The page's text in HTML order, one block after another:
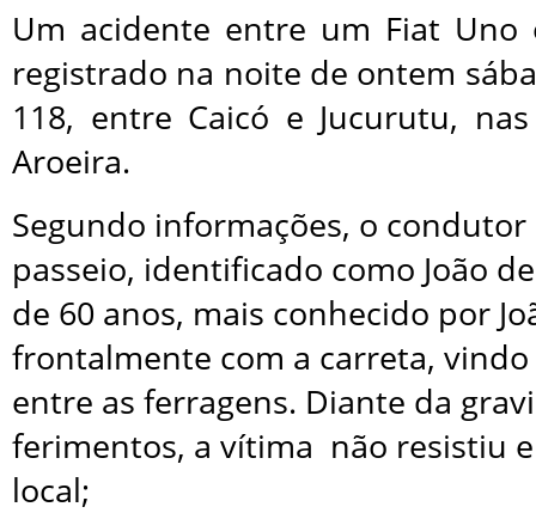
Um acidente entre um Fiat
registrado na noite de ontem
118, entre Caicó e Jucurutu,
Aroeira.
Segundo informações, o
passeio, identificado como João
de 60 anos, mais conhecido por
frontalmente com a carreta,
entre as ferragens. Diante da
ferimentos, a vítima não resistiu
local;